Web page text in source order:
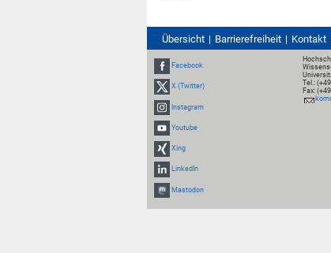
Übersicht Barrierefreiheit Kontakt
Facebook
X (Twitter)
Instagram
Youtube
Xing
LinkedIn
Mastodon
Tel.:
Fax: